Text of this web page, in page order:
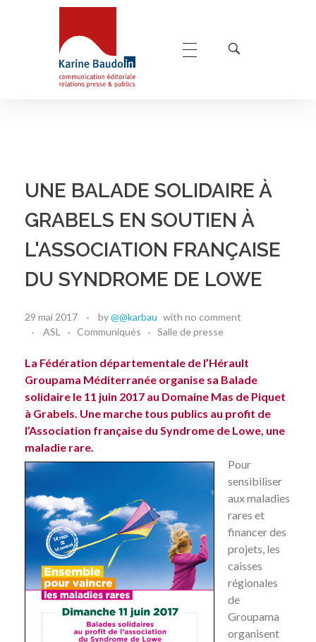
UNE BALADE SOLIDAIRE À
GRABELS EN SOUTIEN À
L'ASSOCIATION FRANÇAISE
DU SYNDROME DE LOWE
29 mai 2017 by@@karbau with no comment
ASL
Communiqués Salle de presse
La Fédération départementale de l’Hérault
Groupama Méditerranée organise sa Balade
solidaire le 11 juin 2017 au Domaine Mas de Piquet
à Grabels. Une marche tous publics au profit de
l’Association française du Syndrome de Lowe, une
maladie rare.
Pour
sensibiliser
aux maladies
rares et
financer des
projets, les
caisses
régionales
de
Groupama
organisent